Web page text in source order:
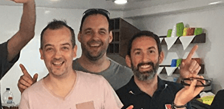
Exporter les lignes sélectionnées
Exporter toutes les colonnes
Exporter uniquement les colonnes affichées
Menu
?>
Images de la page d'accueil
Cliquez pour éditer